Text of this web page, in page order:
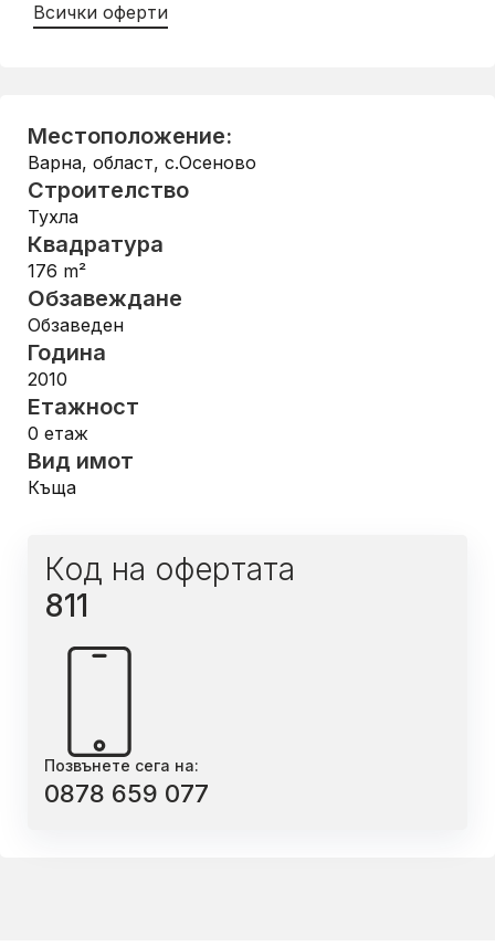
Всички оферти
Местоположение:
Варна, област, с.Осеново
Строителство
Тухла
Квадратура
176 m²
Обзавеждане
Обзаведен
Година
2010
Етажност
0 етаж
Вид имот
Къща
Код на офертата
811
Позвънете сега на:
0878 659 077